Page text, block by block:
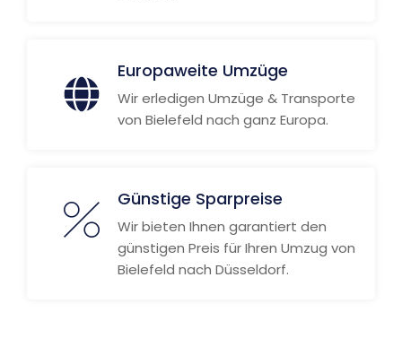
Europaweite Umzüge
Wir erledigen Umzüge & Transporte
von Bielefeld nach ganz Europa.
Günstige Sparpreise
Wir bieten Ihnen garantiert den
günstigen Preis für Ihren Umzug von
Bielefeld nach Düsseldorf.